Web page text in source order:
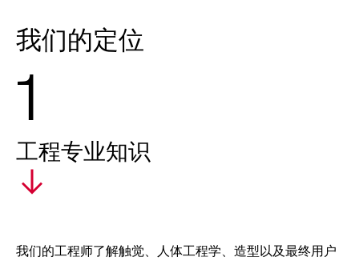
我们的定位
1
工程专业知识
我们的工程师了解触觉、人体工程学、造型以及最终用户